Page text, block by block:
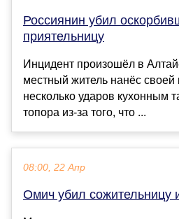
Россиянин убил
приятельницу
Инцидент произошёл в
местный житель нанёс своей
несколько ударов кухонным
топора из-за того, что ...
08:00, 22 Апр
Омич убил сожительницу